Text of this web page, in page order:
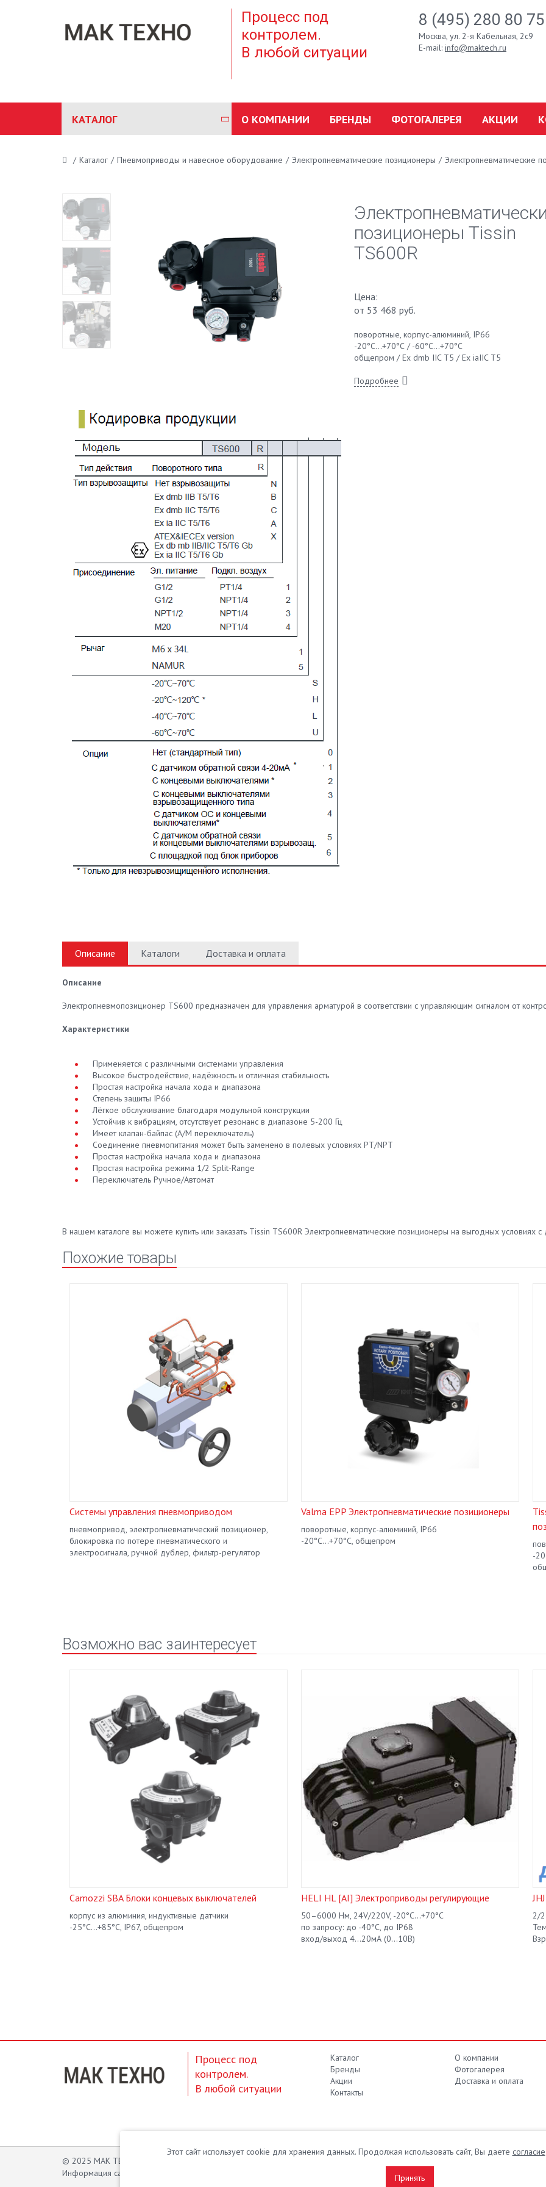
Процесс под
контролем.
В любой ситуации
8 (495) 280 80 75
Москва, ул. 2-я Кабельная, 2с9
E-mail: info@maktech.ru
КАТАЛОГ О КОМПАНИИ БРЕНДЫ ФОТОГАЛЕРЕЯ АКЦИИ
/ Каталог / Пневмоприводы и навесное оборудование / Электропневматические позиционеры / Электропневматические
позиционеры Tissin
TS600R
Цена:
от 53 468 руб.
поворотные, корпус-алюминий, IP66
-20°С...+70°С / -60°С...+70°С
общепром / Ex dmb IIC T5 / Ex iaIIC T5
Подробнее
Описание Каталоги Доставка и оплата
Описание
Электропневмопозиционер TS600 предназначен для управления арматурой в соответствии с управляющим сигналом от
Характеристики
Применяется с различными системами управления
Высокое быстродействие, надёжность и отличная стабильность
Простая настройка начала хода и диапазона
Степень защиты IP66
Лёгкое обслуживание благодаря модульной конструкции
Устойчив к вибрациям, отсутствует резонанс в диапазоне 5-200 Гц
Имеет клапан-байпас (А/М переключатель)
Соединение пневмопитания может быть заменено в полевых условиях PT/NPT
Простая настройка начала хода и диапазона
Простая настройка режима 1/2 Split-Range
Переключатель Ручное/Автомат
В нашем каталоге вы можете купить или заказать Tissin TS600R Электропневматические позиционеры на выгодных условиях с
Похожие товары
Системы управления пневмоприводом
пневмопривод, электропневматический позиционер,
блокировка по потере пневматического и
электросигнала, ручной дублер, фильтр-регулятор
Valma EPP Электропневматические позиционеры
поворотные, корпус-алюминий, IP66
-20°С...+70°С, общепром
-
Возможно вас заинтересует
Camozzi SBA Блоки концевых выключателей
корпус из алюминия, индуктивные датчики
-25°С...+85°С, IP67, общепром
HELI HL [AI] Электроприводы регулирующие
50–6000 Нм, 24V/220V, -20°С...+70°С
по запросу: до -40°С, до IP68
вход/выход 4...20мА (0...10В)
2/
Процесс под
контролем.
В любой ситуации
Каталог
О компании
Бренды
Фотогалерея
Акции
Доставка и оплата
Контакты
© 2025 МАК ТЕХНО. Высокотехнологичное оборудование для промышленности
Информация сайта защищена законом об авторских правах.
Этот сайт использует cookie для хранения данных. Продолжая использовать сайт, Вы даете согласие
Принять